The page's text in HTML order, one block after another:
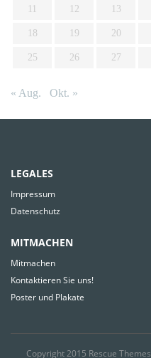
12 13
18 19 20
25 26 27
« Aug. Okt. »
LEGALES
Impressum
Datenschutz
MITMACHEN
Mitmachen
Kontaktieren Sie uns!
Poster und Plakate
Copyright 2015 Rescue Themes